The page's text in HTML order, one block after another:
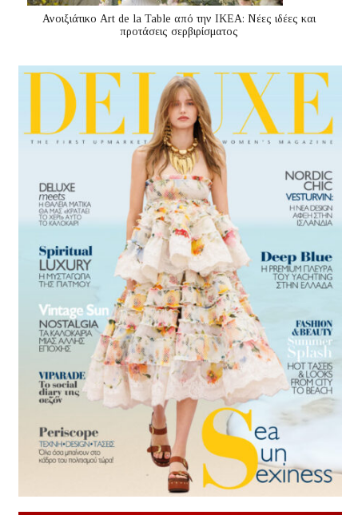
Ανοιξιάτικο Art de la Table από την ΙΚΕΑ: Νέες ιδέες και
προτάσεις σερβιρίσματος